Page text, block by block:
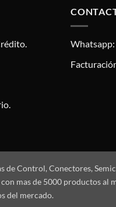
de Control, Conectores,
mas de 5000 productos al
del mercado.